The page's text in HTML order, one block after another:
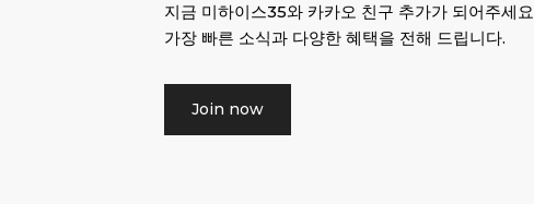
지금 미하이스35와 카카오 친구 추가가 되어주세요
가장 빠른 소식과 다양한 혜택을 전해 드립니다.
Join now